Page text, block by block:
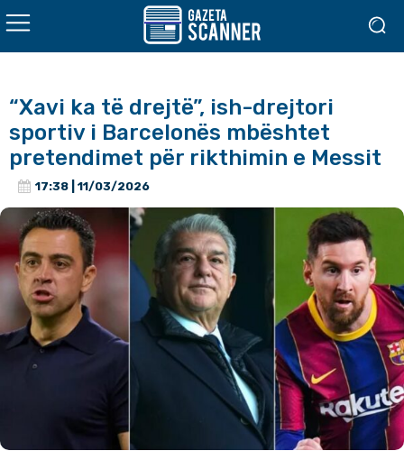
“Xavi ka të drejtë”, ish-drejtori
sportiv i Barcelonës mbështet
pretendimet për rikthimin e Messit
17:38 | 11/03/2026